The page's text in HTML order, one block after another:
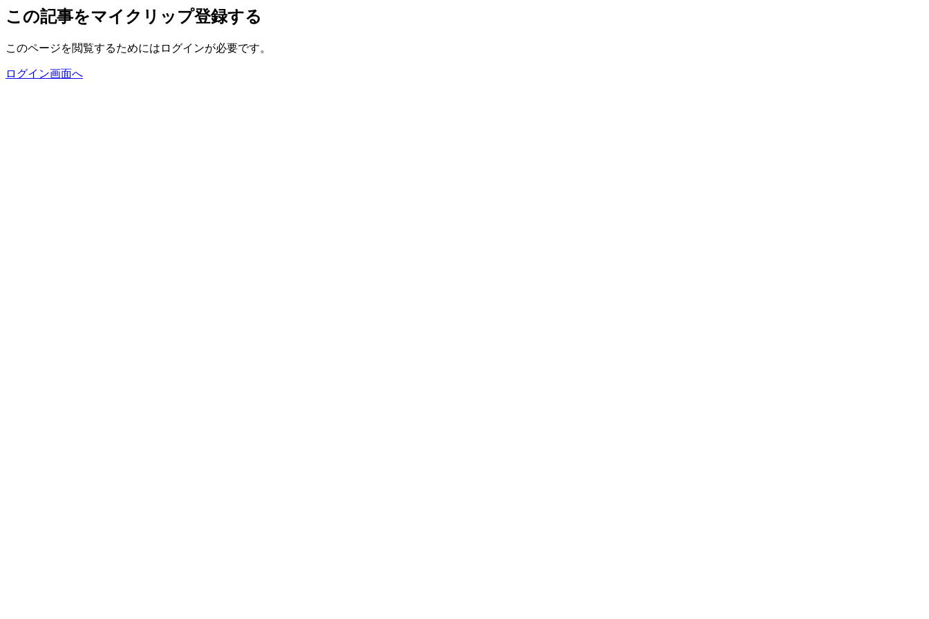
この記事をマイクリップ登録する
このページを閲覧するためにはログインが必要です。
ログイン画面へ